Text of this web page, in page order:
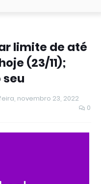
limite de até
(23/11);
novembro 23, 2022
0